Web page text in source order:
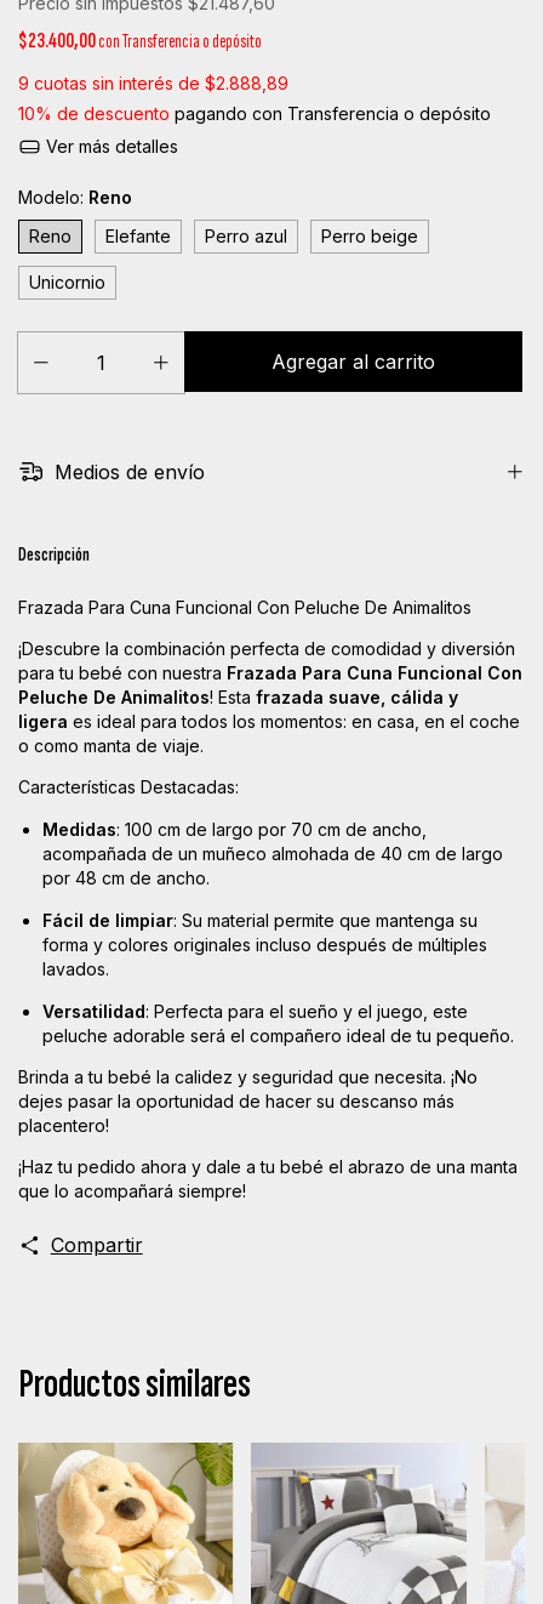
$23.400,00conTransferencia o depósito
9 cuotas sin interés de $2.888,89
10% de descuento pagando con Transferencia o depósito
Ver más detalles
Modelo: Reno
Reno
Elefante Perro azul Perro beige
Unicornio
Medios de envío
Descripción
Frazada Para Cuna Funcional Con Peluche De Animalitos
¡Descubre la combinación perfecta de comodidad y diversión
para tu bebé con nuestra Frazada Para Cuna Funcional Con
Peluche De Animalitos! Esta frazada suave, cálida y
ligera es ideal para todos los momentos: en casa, en el coche
o como manta de viaje.
Características Destacadas:
Medidas: 100 cm de largo por 70 cm de ancho,
acompañada de un muñeco almohada de 40 cm de largo
por 48 cm de ancho.
Fácil de limpiar: Su material permite que mantenga su
forma y colores originales incluso después de múltiples
lavados.
Versatilidad: Perfecta para el sueño y el juego, este
peluche adorable será el compañero ideal de tu pequeño.
Brinda a tu bebé la calidez y seguridad que necesita. ¡No
dejes pasar la oportunidad de hacer su descanso más
placentero!
¡Haz tu pedido ahora y dale a tu bebé el abrazo de una manta
que lo acompañará siempre!
Compartir
Productos similares